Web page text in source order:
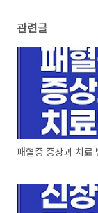
관련글
패혈증 증상과 치료